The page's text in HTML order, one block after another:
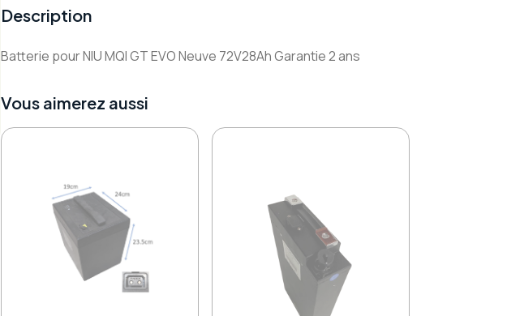
Description
Batterie pour NIU MQI GT EVO Neuve 72V28Ah Garantie 2 ans
Vous aimerez aussi